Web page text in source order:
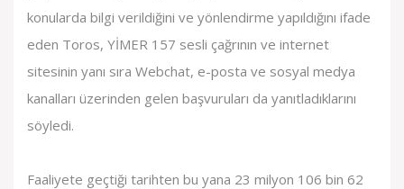
konularda bilgi verildiğini ve yönlendirme yapıldığını ifade
eden Toros, YİMER 157 sesli çağrının ve internet
sitesinin yanı sıra Webchat, e-posta ve sosyal medya
kanalları üzerinden gelen başvuruları da yanıtladıklarını
söyledi.
Faaliyete geçtiği tarihten bu yana 23 milyon 106 bin 62